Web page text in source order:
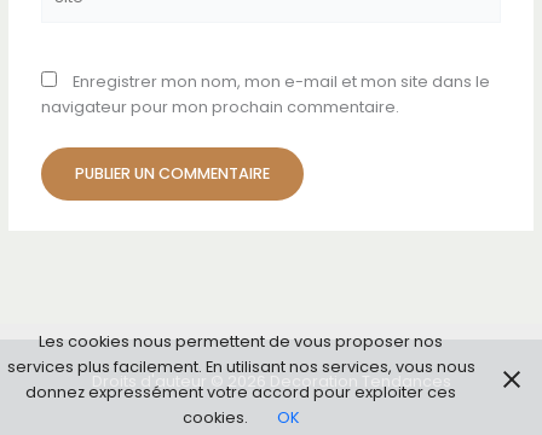
Enregistrer mon nom, mon e-mail et mon site dans le
navigateur pour mon prochain commentaire.
Droits d'auteur © 2026 Decoration Tendances
Les cookies nous permettent de vous proposer nos
services plus facilement. En utilisant nos services, vous nous
donnez expressément votre accord pour exploiter ces
cookies.
OK